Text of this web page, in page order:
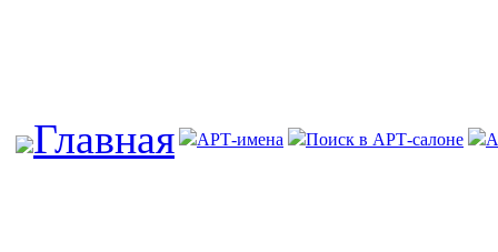
Главная АРТ-имена Поиск в АРТ-салоне